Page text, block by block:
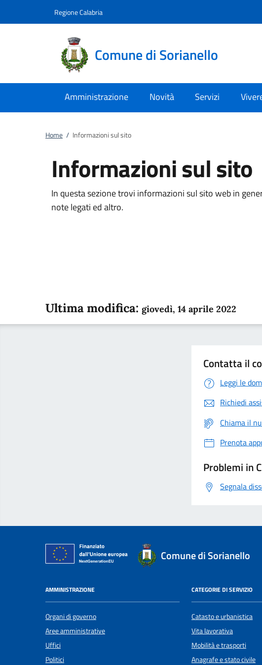
Regione Calabria
Comune di Sorianello
Amministrazione Novità Servizi
Home / Informazioni sul sito
Informazioni sul sito
In questa sezione trovi informazioni sul sito web in
note legati ed altro.
Ultima modifica: giovedì, 14 aprile 2022
Contatta il
Leggi le
Richiedi
Chiama il
Prenota
Problemi in
Segnala
Comune di Sorianello
AMMINISTRAZIONE
Organi di governo
Aree amministrative
Uffici
Politici
CATEGORIE DI SERVIZIO
Catasto e urbanistica
Vita lavorativa
Mobilità e trasporti
Anagrafe e stato civile